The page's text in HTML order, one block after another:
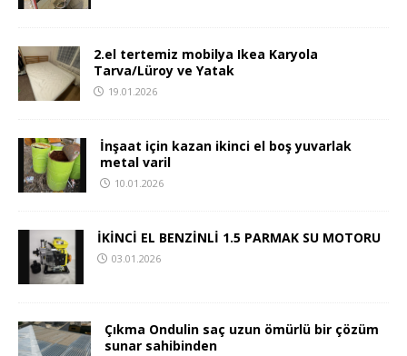
2.el tertemiz mobilya Ikea Karyola
Tarva/Lüroy ve Yatak
19.01.2026
İnşaat için kazan ikinci el boş yuvarlak
metal varil
10.01.2026
İKİNCİ EL BENZİNLİ 1.5 PARMAK SU MOTORU
03.01.2026
Çıkma Ondulin saç uzun ömürlü bir çözüm
sunar sahibinden